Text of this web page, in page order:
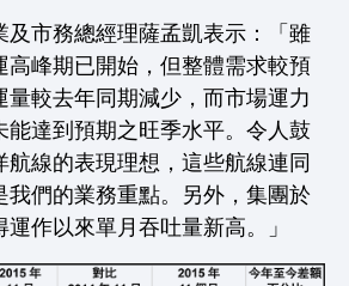
及市務總經理薩孟凱表示：「雖
高峰期已開始，但整體需求較預
量較去年同期減少，而市場運力
能達到預期之旺季水平。令人鼓
線的表現理想，這些航線連同
我們的業務重點。另外，集團於
作以來單月吞吐量新高。」